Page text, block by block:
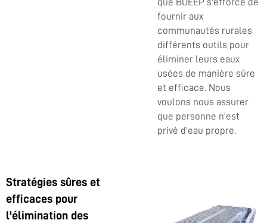
que BOEEP s'efforce de
fournir aux
communautés rurales
différents outils pour
éliminer leurs eaux
usées de manière sûre
et efficace. Nous
voulons nous assurer
que personne n'est
privé d'eau propre.
Stratégies sûres et
efficaces pour
l'élimination des